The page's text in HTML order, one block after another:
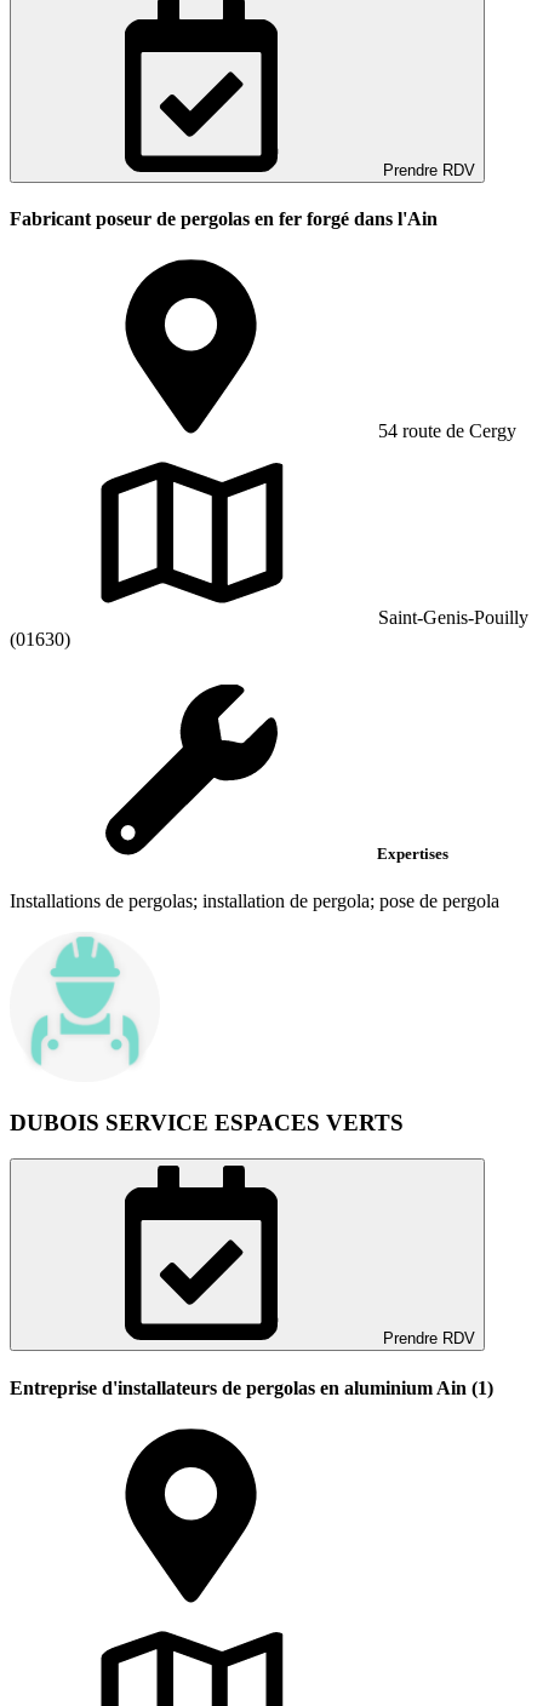
Prendre RDV
Fabricant poseur de pergolas en fer forgé dans l'Ain
54 route de Cergy
Saint-Genis-Pouilly
(01630)
Expertises
Installations de pergolas; installation de pergola; pose de pergola
DUBOIS SERVICE ESPACES VERTS
Prendre RDV
Entreprise d'installateurs de pergolas en aluminium Ain (1)